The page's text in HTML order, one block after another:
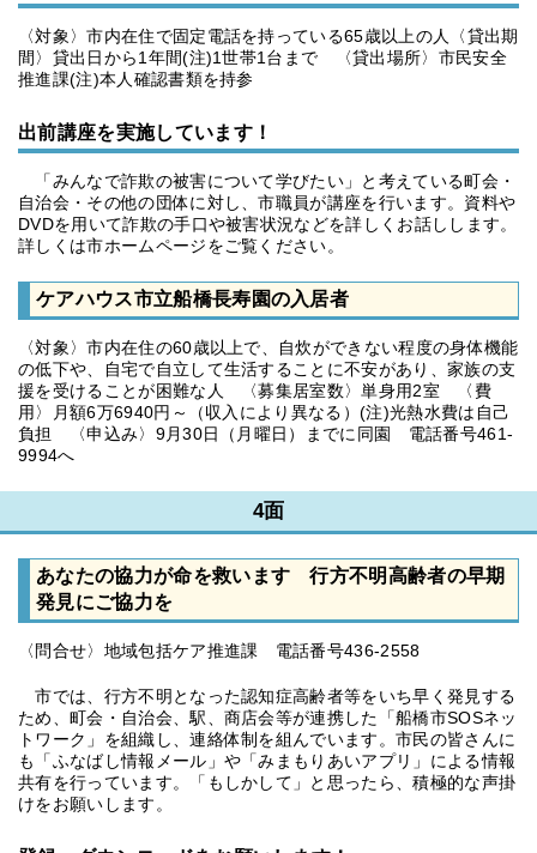
〈対象〉市内在住で固定電話を持っている65歳以上の人〈貸出期
間〉貸出日から1年間(注)1世帯1台まで 〈貸出場所〉市民安全
推進課(注)本人確認書類を持参
出前講座を実施しています！
「みんなで詐欺の被害について学びたい」と考えている町会・
自治会・その他の団体に対し、市職員が講座を行います。資料や
DVDを用いて詐欺の手口や被害状況などを詳しくお話しします。
詳しくは市ホームページをご覧ください。
ケアハウス市立船橋長寿園の入居者
〈対象〉市内在住の60歳以上で、自炊ができない程度の身体機能
の低下や、自宅で自立して生活することに不安があり、家族の支
援を受けることが困難な人 〈募集居室数〉単身用2室 〈費
用〉月額6万6940円～（収入により異なる）(注)光熱水費は自己
負担 〈申込み〉9月30日（月曜日）までに同園 電話番号461-
9994へ
4面
あなたの協力が命を救います 行方不明高齢者の早期
発見にご協力を
〈問合せ〉地域包括ケア推進課 電話番号436-2558
市では、行方不明となった認知症高齢者等をいち早く発見する
ため、町会・自治会、駅、商店会等が連携した「船橋市SOSネッ
トワーク」を組織し、連絡体制を組んでいます。市民の皆さんに
も「ふなばし情報メール」や「みまもりあいアプリ」による情報
共有を行っています。「もしかして」と思ったら、積極的な声掛
けをお願いします。